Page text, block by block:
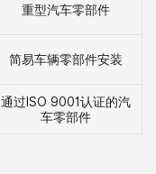
重型汽车零部件
简易车辆零部件安装
通过ISO 9001认证的汽
车零部件